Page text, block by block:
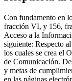
Con fundamento en
fracción VI, y 156,
Acceso a la
siguiente: Respecto
los cuales se crea el
de Comunicación.
y metas de